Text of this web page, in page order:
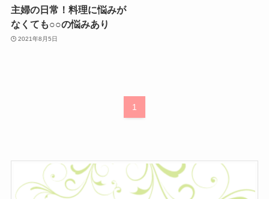
主婦の日常！料理に悩みが
なくても○○の悩みあり
2021年8月5日
1